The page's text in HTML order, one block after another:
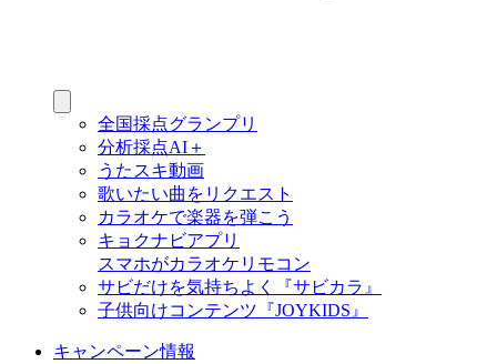
全国採点グランプリ
分析採点AI＋
うたスキ動画
歌いたい曲をリクエスト
カラオケで楽器を弾こう
キョクナビアプリ
スマホがカラオケリモコン
サビだけを気持ちよく『サビカラ』
子供向けコンテンツ『JOYKIDS』
キャンペーン情報